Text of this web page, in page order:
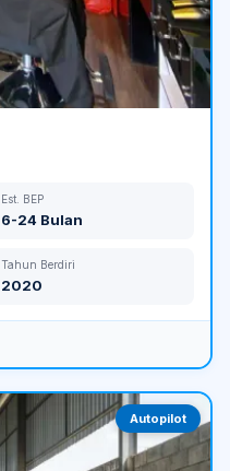
Est. BEP
6-24 Bulan
Tahun Berdiri
2020
Autopilot